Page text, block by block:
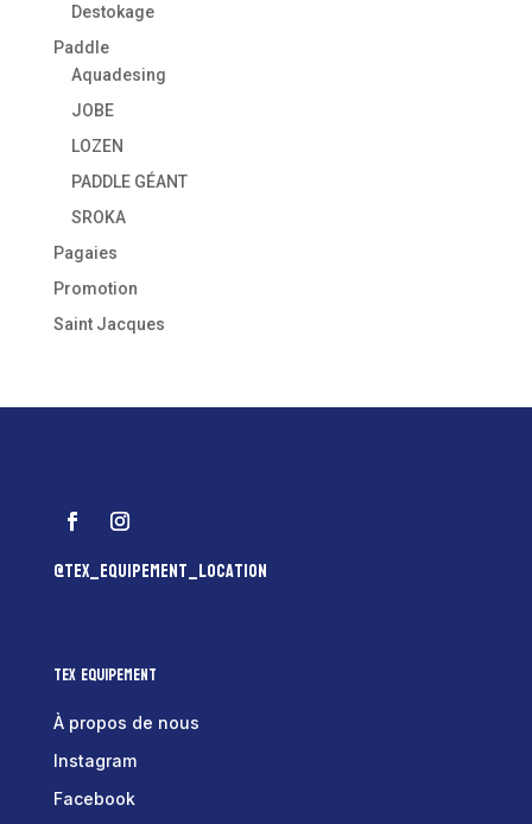
Destokage
Paddle
Aquadesing
JOBE
LOZEN
PADDLE GÉANT
SROKA
Pagaies
Promotion
Saint Jacques
@tex_equipement_location
Tex Equipement
À propos de nous
Instagram
Facebook